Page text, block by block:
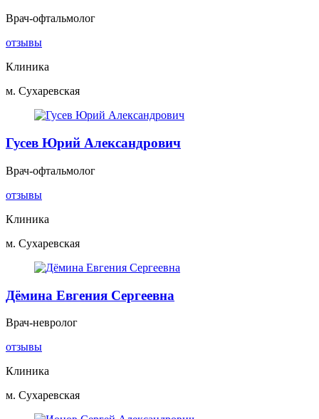
Врач-офтальмолог
отзывы
Клиника
м. Сухаревская
Гусев Юрий Александрович
Врач-офтальмолог
отзывы
Клиника
м. Сухаревская
Дёмина Евгения Сергеевна
Врач-невролог
отзывы
Клиника
м. Сухаревская